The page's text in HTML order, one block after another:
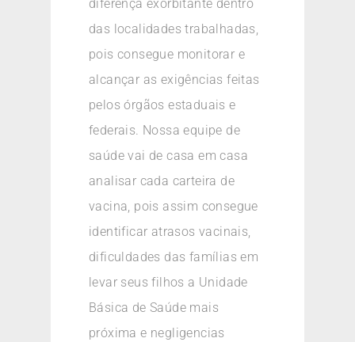
diferença exorbitante dentro
das localidades trabalhadas,
pois consegue monitorar e
alcançar as exigências feitas
pelos órgãos estaduais e
federais. Nossa equipe de
saúde vai de casa em casa
analisar cada carteira de
vacina, pois assim consegue
identificar atrasos vacinais,
dificuldades das famílias em
levar seus filhos a Unidade
Básica de Saúde mais
próxima e negligencias